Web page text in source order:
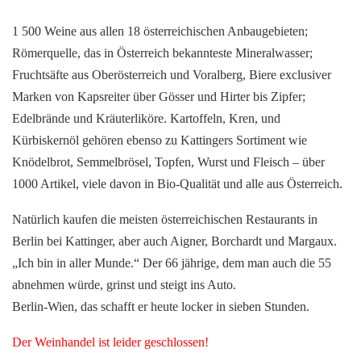
1 500 Weine aus allen 18 österreichischen Anbaugebieten;
Römerquelle, das in Österreich bekannteste Mineralwasser;
Fruchtsäfte aus Oberösterreich und Voralberg, Biere exclusiver
Marken von Kapsreiter über Gösser und Hirter bis Zipfer;
Edelbrände und Kräuterliköre. Kartoffeln, Kren, und
Kürbiskernöl gehören ebenso zu Kattingers Sortiment wie
Knödelbrot, Semmelbrösel, Topfen, Wurst und Fleisch – über
1000 Artikel, viele davon in Bio-Qualität und alle aus Österreich.
Natürlich kaufen die meisten österreichischen Restaurants in
Berlin bei Kattinger, aber auch Aigner, Borchardt und Margaux.
„Ich bin in aller Munde.“ Der 66 jährige, dem man auch die 55
abnehmen würde, grinst und steigt ins Auto.
Berlin-Wien, das schafft er heute locker in sieben Stunden.
Der Weinhandel ist leider geschlossen!